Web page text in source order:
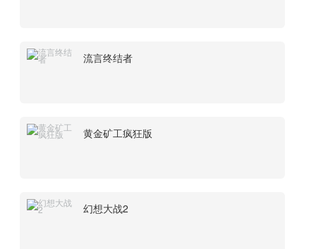
流言终结者
黄金矿工疯狂版
幻想大战2